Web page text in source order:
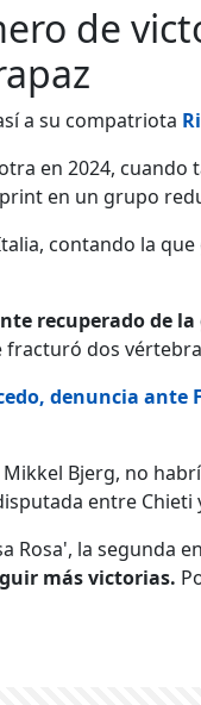
de
a su compatriota
en 2024, cuando
en un grupo
contando la que
recuperado de
fracturó dos
denuncia ante
Bjerg, no
entre Chieti
Rosa', la segunda
más victorias.